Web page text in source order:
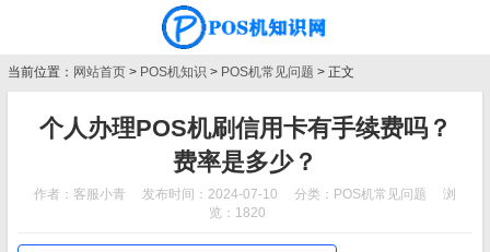
当前位置： 网站首页 > POS机知识 > POS机常见问题 > 正文
个人办理POS机刷信用卡有手续费吗？
费率是多少？
作者：客服小青 发布时间：2024-07-10 分类： POS机常见问题
浏
览：1820